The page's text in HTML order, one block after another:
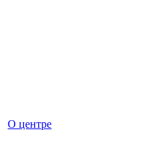
О центре